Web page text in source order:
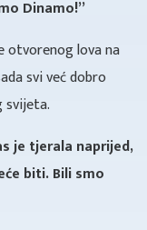
Dinamo!”
otvorenog lova na
svi već dobro
svijeta.
je tjerala naprijed,
biti. Bili smo